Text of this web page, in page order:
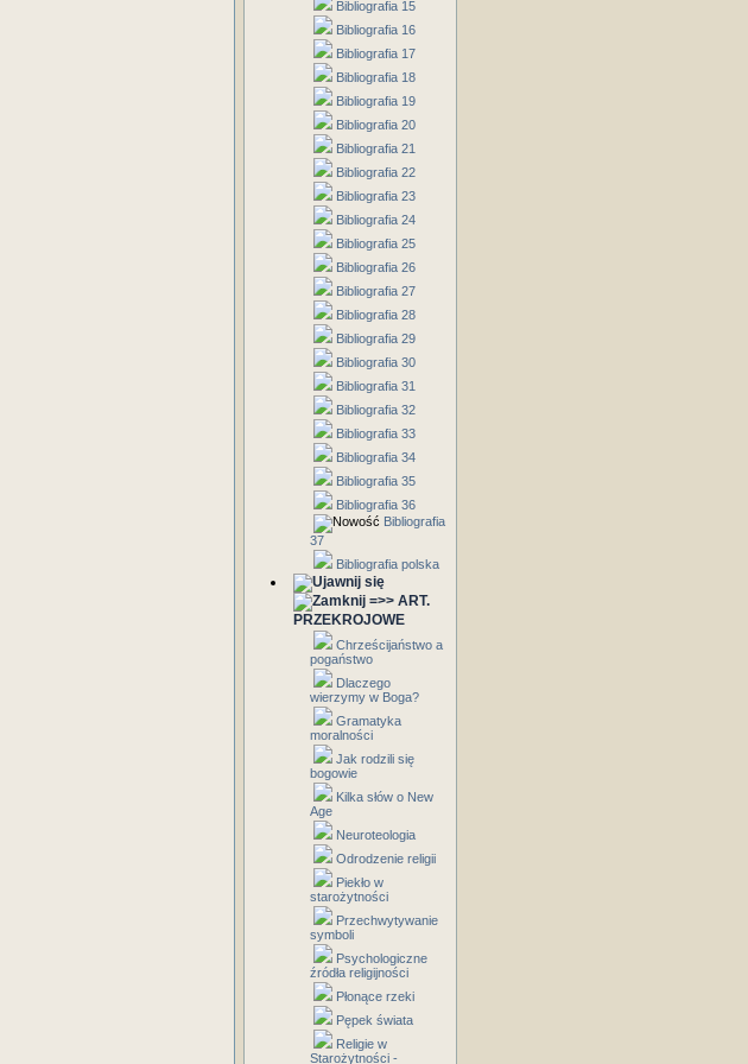
Bibliografia 15
Bibliografia 16
Bibliografia 17
Bibliografia 18
Bibliografia 19
Bibliografia 20
Bibliografia 21
Bibliografia 22
Bibliografia 23
Bibliografia 24
Bibliografia 25
Bibliografia 26
Bibliografia 27
Bibliografia 28
Bibliografia 29
Bibliografia 30
Bibliografia 31
Bibliografia 32
Bibliografia 33
Bibliografia 34
Bibliografia 35
Bibliografia 36
Bibliografia
37
Bibliografia polska
=>> ART.
PRZEKROJOWE
Chrześcijaństwo a
pogaństwo
Dlaczego
wierzymy w Boga?
Gramatyka
moralności
Jak rodzili się
bogowie
Kilka słów o New
Age
Neuroteologia
Odrodzenie religii
Piekło w
starożytności
Przechwytywanie
symboli
Psychologiczne
źródła religijności
Płonące rzeki
Pępek świata
Religie w
Starożytności -